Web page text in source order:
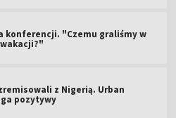
konferencji. "Czemu graliśmy w
z Nigerią. Urban
pozytywy